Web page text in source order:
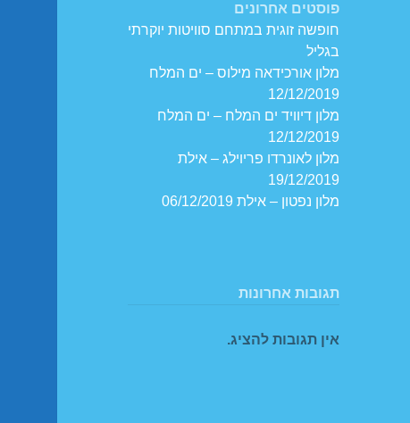
פוסטים אחרונים
חופשה זוגית במתחם סוויטות יוקרתי
בגליל
מלון אורכידאה מילוס – ים המלח
12/12/2019
מלון דיוויד ים המלח – ים המלח
12/12/2019
מלון לאונרדו פריוילג – אילת
19/12/2019
מלון נפטון – אילת 06/12/2019
תגובות אחרונות
אין תגובות להציג.